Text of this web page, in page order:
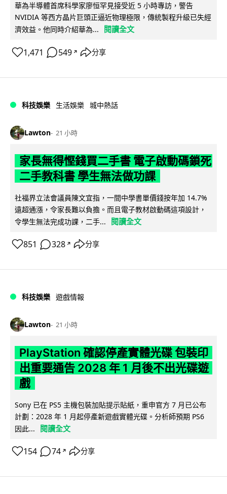
華為半導體首席科學家廖恒罕見接受近 5 小時專訪，警告
NVIDIA 等西方晶片巨頭正逼近物理極限，傳統製程升級已失經
濟效益。他同時介紹華為...
閱讀全文
1,471 549 ↗ 分享
科技娛樂 生活娛樂 城中熱話
Lawton 21 小時
家長無得慳錢買二手書 電子啟動碼鎖死
二手教科書 學生無法做功課
社福界立法會議員陳文宜指，一間中學書單價錢按年加 14.7%
遠超通漲，令家長難以負擔。而且電子教材啟動碼這項設計，
令學生無法完成功課，二手...
閱讀全文
851 328 ↗ 分享
科技娛樂 遊戲情報
Lawton 21 小時
PlayStation 確認停產實體光碟 包裝印
出重要通告 2028 年 1 月後不出光碟遊
戲
Sony 已在 PS5 主機包裝加貼提示貼紙，重申官方 7 月已公布
計劃：2028 年 1 月起停產新遊戲實體光碟。分析師預期 PS6
因此...
閱讀全文
154 74 ↗ 分享